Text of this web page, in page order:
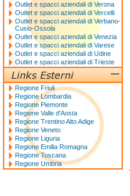
Outlet e spacci aziendali di Verona
Outlet e spacci aziendali di Vercelli
Outlet e spacci aziendali di Verbano-
Cusio-Ossola
Outlet e spacci aziendali di Venezia
Outlet e spacci aziendali di Varese
Outlet e spacci aziendali di Udine
Outlet e spacci aziendali di Trieste
Regione Friuli
Regione Lombardia
Regione Piemonte
Regione Valle d'Aosta
Regione Trentino Alto Adige
Regione Veneto
Regione Liguria
Regione Emilia Romagna
Regione Toscana
Regione Umbria